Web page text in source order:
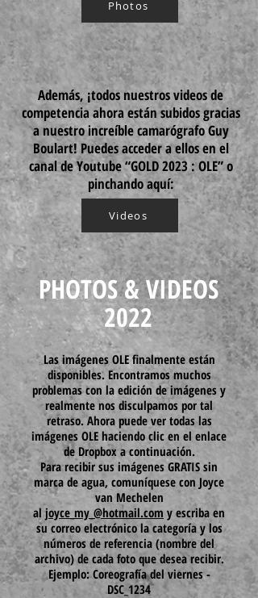
Photos
Además, ¡todos nuestros videos de
competencia ahora están subidos gracias
a nuestro increíble camarógrafo Guy
Boulart! Puedes acceder a ellos en el
canal de Youtube “GOLD 2023 : OLE” o
pinchando aquí:
Videos
PHOTOS & VIDEOS
2022
Las imágenes OLE finalmente están
disponibles. Encontramos muchos
problemas con la edición de imágenes y
realmente nos disculpamos por tal
retraso. Ahora puede ver todas las
imágenes OLE haciendo clic en el enlace
de Dropbox a continuación.
Para recibir sus imágenes GRATIS sin
marca de agua, comuníquese con Joyce
van Mechelen
aljoyce_my_@hotmail.com y escriba en
su correo electrónico la categoría y los
números de referencia (nombre del
archivo) de cada foto que desea recibir.
Ejemplo: Coreografía del viernes -
DSC_1234